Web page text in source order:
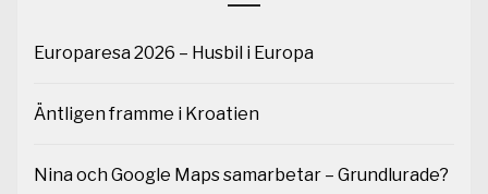
Europaresa 2026 – Husbil i Europa
Äntligen framme i Kroatien
Nina och Google Maps samarbetar – Grundlurade?